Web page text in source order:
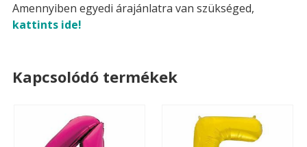
Amennyiben egyedi árajánlatra van szükséged,
kattints ide!
Kapcsolódó termékek